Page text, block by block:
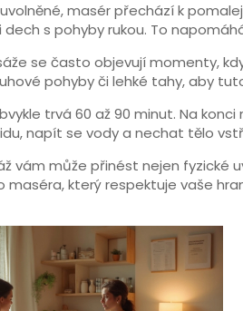
masér přechází k
dech s pohyby rukou. To
se často objevují momenty,
pohyby či lehké tahy, aby
trvá 60 až 90 minut. Na
napít se vody a nechat tělo
vám může přinést nejen fyzické
maséra, který respektuje vaše